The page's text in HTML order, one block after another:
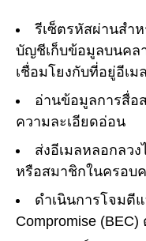
รีเซ็ตรหัสผ่านสำ
บัญชีเก็บข้อมูลบนคล
เชื่อมโยงกับที่อยู่อีเมล
อ่านข้อมูลการสื่อ
ความละเอียดอ่อน
ส่งอีเมลหลอกลว
หรือสมาชิกในครอบ
ดำเนินการโจมตีแ
Compromise (BEC)